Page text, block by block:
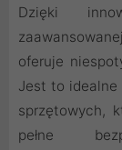
Dzięki
oferuje
Jest to idealne
sprzętowych,
pełne